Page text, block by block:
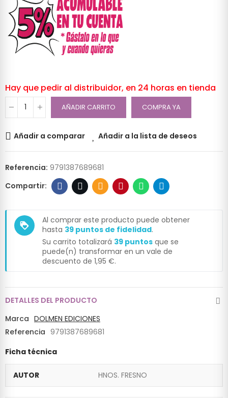
Hay que pedir al distribuidor, en 24 horas en tienda
AÑADIR CARRITO COMPRA YA
Añadir a comparar Añadir a la lista de deseos
Referencia: 9791387689681
loyalty
Al comprar este producto puede obtener
hasta 39 puntos de fidelidad.
Su carrito totalizará 39 puntos que se
puede(n) transformar en un vale de
descuento de 1,95 €.
DETALLES DEL PRODUCTO
Marca DOLMEN EDICIONES
Referencia 9791387689681
Ficha técnica
AUTOR HNOS. FRESNO